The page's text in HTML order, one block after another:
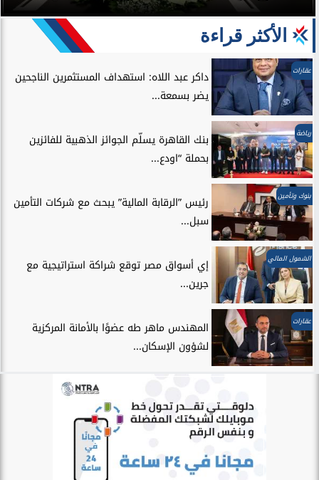
الأكثر قراءة
عقارات
داكر عبد اللاه: استهداف المستثمرين الناجحين
يضر بسمعة...
رياضة
بنك القاهرة يسلّم الجوائز الذهبية للفائزين
بحملة “اودع...
بنوك وتأمين
رئيس ”الرقابة المالية” يبحث مع شركات التأمين
سبل...
الشمول المالي
إي أسواق مصر توقع شراكة استراتيجية مع
جرين...
عقارات
المهندس ماهر طه عضوًا بالأمانة المركزية
لشؤون الإسكان...